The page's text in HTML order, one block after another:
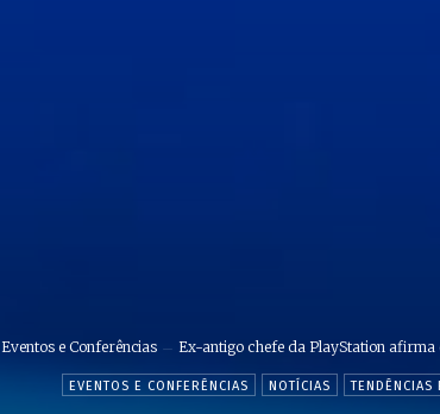
Eventos e Conferências Ex-antigo chefe da PlayStation afirma
EVENTOS E CONFERÊNCIAS NOTÍCIAS TENDÊNCIAS